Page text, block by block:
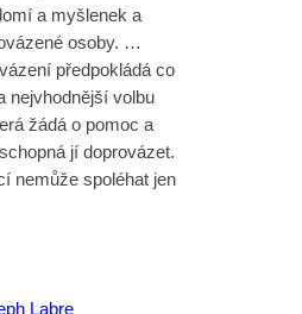
a myšlenek a
osoby. …
předpokládá co
nejvhodnější volbu
žádá o pomoc a
jí doprovázet.
nemůže spoléhat jen